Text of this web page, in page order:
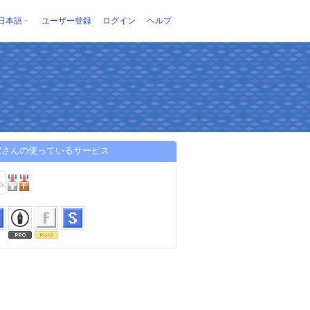
本語 ユーザー登録 ログイン ヘルプ
んの使っているサービス